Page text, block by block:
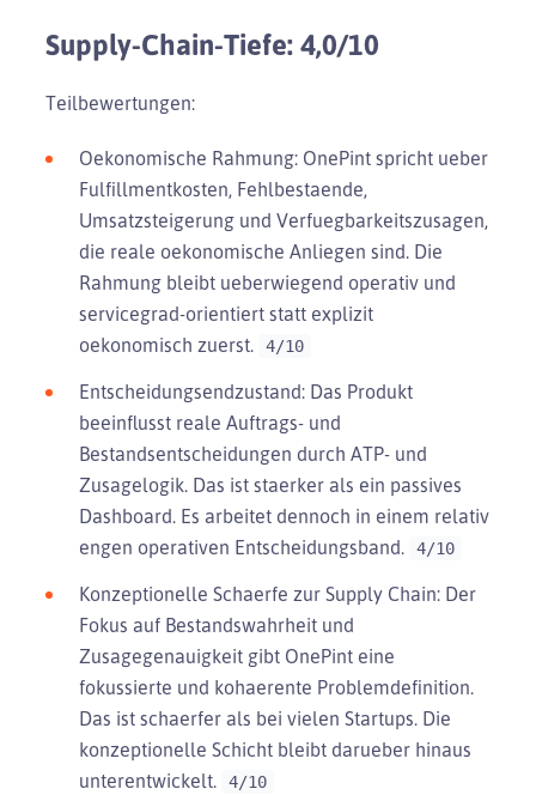
Supply-Chain-Tiefe: 4,0/10
Teilbewertungen:
Oekonomische Rahmung: OnePint spricht ueber
Fulfillmentkosten, Fehlbestaende,
Umsatzsteigerung und Verfuegbarkeitszusagen,
die reale oekonomische Anliegen sind. Die
Rahmung bleibt ueberwiegend operativ und
servicegrad-orientiert statt explizit
oekonomisch zuerst.
4/10
Entscheidungsendzustand: Das Produkt
beeinflusst reale Auftrags- und
Bestandsentscheidungen durch ATP- und
Zusagelogik. Das ist staerker als ein passives
Dashboard. Es arbeitet dennoch in einem relativ
engen operativen Entscheidungsband.
4/10
Konzeptionelle Schaerfe zur Supply Chain: Der
Fokus auf Bestandswahrheit und
Zusagegenauigkeit gibt OnePint eine
fokussierte und kohaerente Problemdefinition.
Das ist schaerfer als bei vielen Startups. Die
konzeptionelle Schicht bleibt darueber hinaus
unterentwickelt.
4/10